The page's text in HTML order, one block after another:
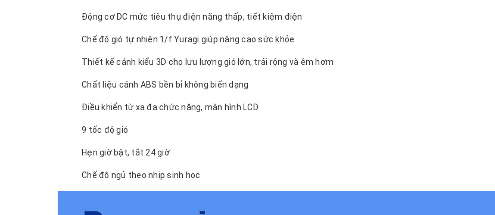
Động cơ DC mức tiêu thụ điện năng thấp, tiết kiệm điện
Chế độ gió tự nhiên 1/f Yuragi giúp nâng cao sức khỏe
Thiết kế cánh kiểu 3D cho lưu lượng gió lớn, trải rộng và êm hơm
Chất liệu cánh ABS bền bỉ không biến dạng
Điều khiển từ xa đa chức năng, màn hình LCD
9 tốc độ gió
Hẹn giờ bật, tắt 24 giờ
Chế độ ngủ theo nhịp sinh học